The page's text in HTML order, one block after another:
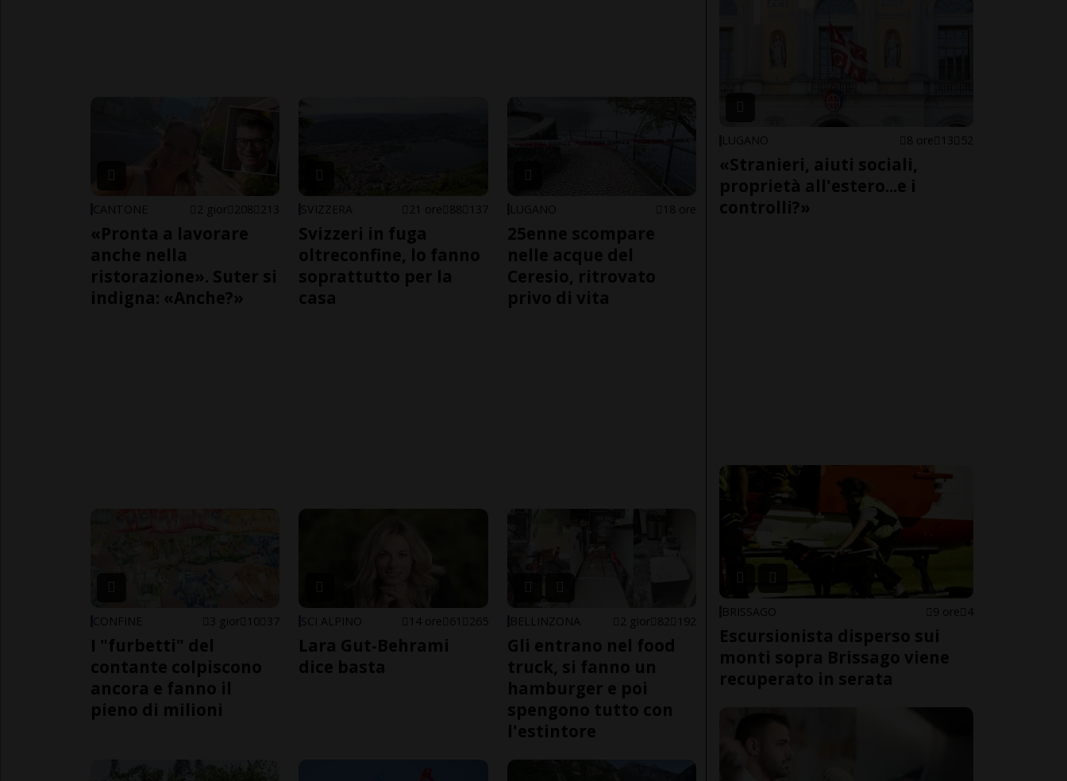
CANTONE 2 gior 208 213
«Pronta a lavorare
anche nella
ristorazione». Suter si
indigna: «Anche?»
SVIZZERA 21 ore 88 137
Svizzeri in fuga
oltreconfine, lo fanno
soprattutto per la
casa
LUGANO 18 ore
25enne scompare
nelle acque del
Ceresio, ritrovato
privo di vita
CONFINE 3 gior 10 37
I "furbetti" del
contante colpiscono
ancora e fanno il
pieno di milioni
SCI ALPINO 14 ore 61 265
Lara Gut-Behrami
dice basta
BELLINZONA 2 gior 82 192
Gli entrano nel food
truck, si fanno un
hamburger e poi
spengono tutto con
l'estintore
LUGANO 8 ore 13 52
«Stranieri, aiuti sociali,
proprietà all'estero...e i
controlli?»
BRISSAGO 9 ore 4
Escursionista disperso sui
monti sopra Brissago viene
recuperato in serata